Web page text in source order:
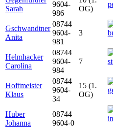
Sarah
9604-
986
OG)
Gschwandtner
Anita
08744
9604-
981
3
Helmhacker
Carolina
08744
9604-
984
7
Hoffmeister
Klaus
08744
9604-
34
15 (1.
OG)
Huber
Johanna
08744
9604-0